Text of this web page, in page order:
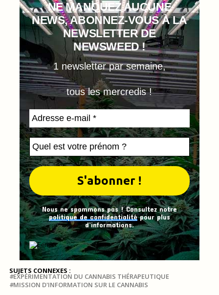
NE MANQUEZ AUCUNE
NEWS, ABONNEZ-VOUS À LA
NEWSLETTER DE
NEWSWEED !
1 newsletter par semaine,
tous les mercredis !
Nous ne spammons pas ! Consultez notre
politique de confidentialitépour plus
d’informations.
SUJETS CONNEXES :
EXPÉRIMENTATION DU CANNABIS THÉRAPEUTIQUE
MISSION D'INFORMATION SUR LE CANNABIS